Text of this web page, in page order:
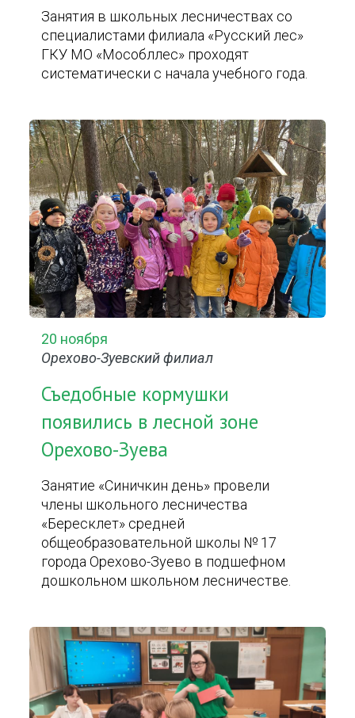
Занятия в школьных лесничествах со
специалистами филиала «Русский лес»
ГКУ МО «Мособллес» проходят
систематически с начала учебного года.
20 ноября
Орехово-Зуевский филиал
Съедобные кормушки
появились в лесной зоне
Орехово-Зуева
Занятие «Синичкин день» провели
члены школьного лесничества
«Бересклет» средней
общеобразовательной школы № 17
города Орехово-Зуево в подшефном
дошкольном школьном лесничестве.